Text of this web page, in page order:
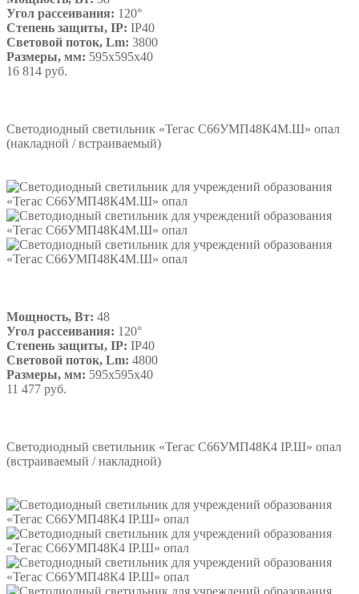
Угол рассеивания: 120°
Степень защиты, IP: IP40
Световой поток, Lm: 3800
Размеры, мм: 595х595х40
16 814 руб.
Светодиодный светильник «Тегас С66УМП48К4М.Ш» опал
(накладной / встраиваемый)
Мощность, Вт: 48
Угол рассеивания: 120°
Степень защиты, IP: IP40
Световой поток, Lm: 4800
Размеры, мм: 595х595х40
11 477 руб.
Светодиодный светильник «Тегас С66УМП48К4 IP.Ш» опал
(встраиваемый / накладной)